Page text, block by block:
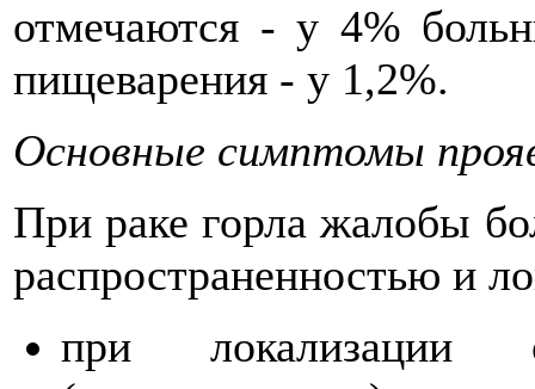
отмечаются - у 4%
пищеварения - у 1,2%.
Основные симптомы
При раке горла жалобы
распространенностью и
при локализации